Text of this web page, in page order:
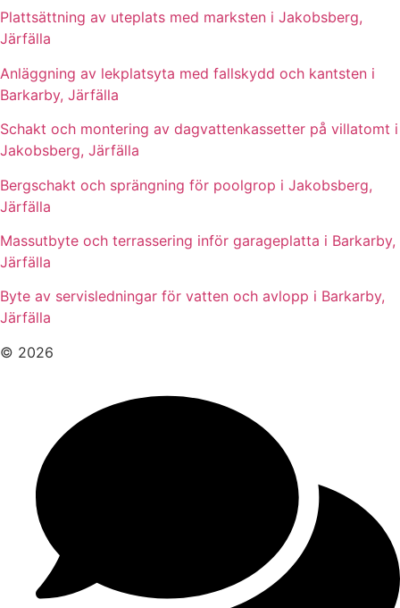
Plattsättning av uteplats med marksten i Jakobsberg,
Järfälla
Anläggning av lekplatsyta med fallskydd och kantsten i
Barkarby, Järfälla
Schakt och montering av dagvattenkassetter på villatomt i
Jakobsberg, Järfälla
Bergschakt och sprängning för poolgrop i Jakobsberg,
Järfälla
Massutbyte och terrassering inför garageplatta i Barkarby,
Järfälla
Byte av servisledningar för vatten och avlopp i Barkarby,
Järfälla
© 2026